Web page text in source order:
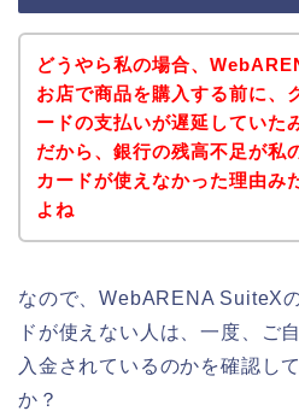
どうやら私の場合、
お店で商品を購入する前に、
ードの支払いが遅延していた
だから、銀行の残高不足が私
カードが使えなかった理由み
よね
なので、WebARENA SuiteX
ドが使えない人は、一度、ご
入金されているのかを確認し
か？